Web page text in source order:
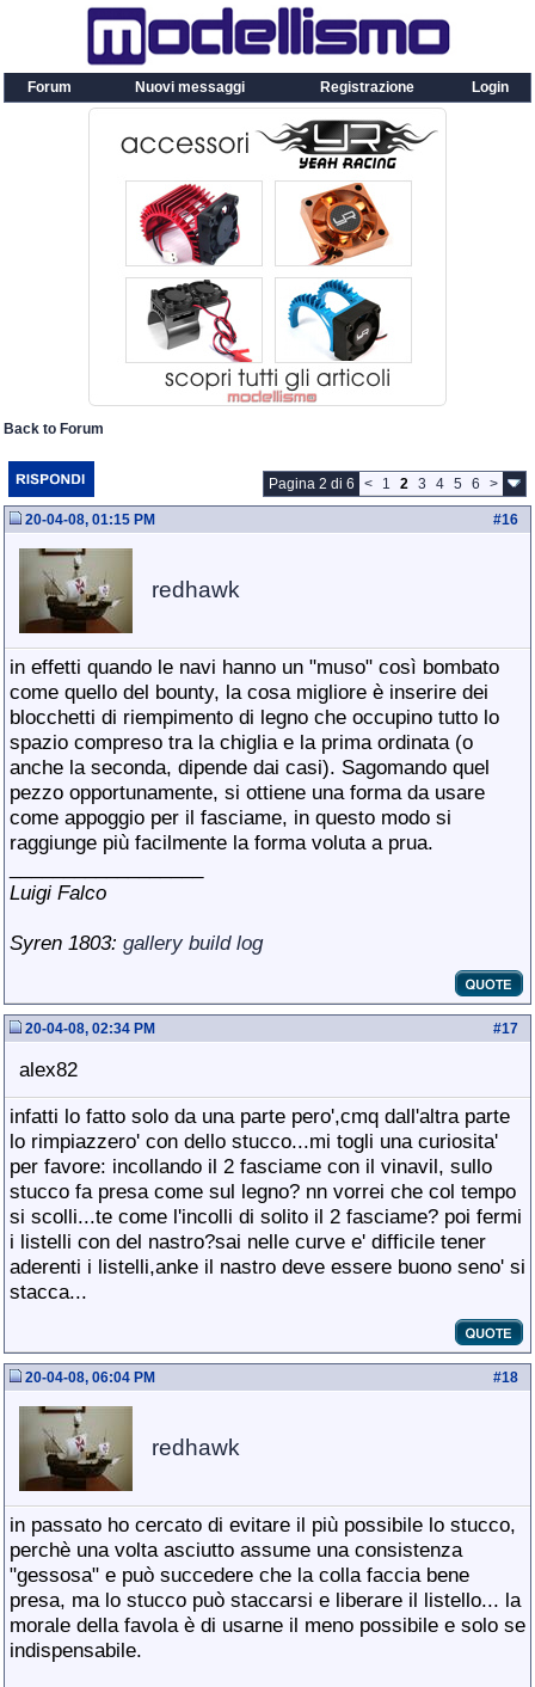
Forum Nuovi messaggi Registrazione Login
Back to Forum
Pagina 2 di 6 < 1 2 3 4 5 6 >
#16
20-04-08, 01:15 PM
redhawk
in effetti quando le navi hanno un "muso" così bombato
come quello del bounty, la cosa migliore è inserire dei
blocchetti di riempimento di legno che occupino tutto lo
spazio compreso tra la chiglia e la prima ordinata (o
anche la seconda, dipende dai casi). Sagomando quel
pezzo opportunamente, si ottiene una forma da usare
come appoggio per il fasciame, in questo modo si
raggiunge più facilmente la forma voluta a prua.
Luigi Falco
Syren 1803: gallery build log
#17
20-04-08, 02:34 PM
alex82
infatti lo fatto solo da una parte pero',cmq dall'altra parte
lo rimpiazzero' con dello stucco...mi togli una curiosita'
per favore: incollando il 2 fasciame con il vinavil, sullo
stucco fa presa come sul legno? nn vorrei che col tempo
si scolli...te come l'incolli di solito il 2 fasciame? poi fermi
i listelli con del nastro?sai nelle curve e' difficile tener
aderenti i listelli,anke il nastro deve essere buono seno' si
stacca...
#18
20-04-08, 06:04 PM
redhawk
in passato ho cercato di evitare il più possibile lo stucco,
perchè una volta asciutto assume una consistenza
"gessosa" e può succedere che la colla faccia bene
presa, ma lo stucco può staccarsi e liberare il listello... la
morale della favola è di usarne il meno possibile e solo se
indispensabile.